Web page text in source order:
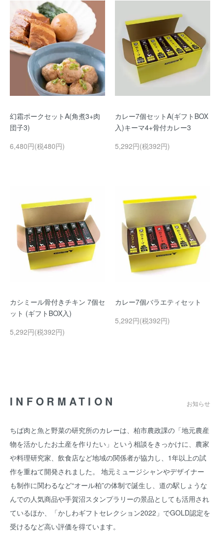
幻霜ポークセットA(角煮3+肉
団子3)
6,480円(税480円)
カレー7個セットA(ギフトBOX
入)キーマ4+骨付カレー3
5,292円(税392円)
カシミール骨付きチキン 7個セ
ット (ギフトBOX入)
5,292円(税392円)
カレー7個バラエティセット
5,292円(税392円)
INFORMATION お知らせ
ちば肉と魚と野菜の研究所のカレーは、柏市農政課の「地元農産
物を活かしたお土産を作りたい」という相談をきっかけに、農家
や料理研究家、飲食店など地域の関係者が協力し、1年以上の試
作を重ねて開発されました。 地元ミュージシャンやデザイナー
も制作に関わるなど“オール柏”の体制で誕生し、道の駅しょうな
んでの人気商品や手賀沼スタンプラリーの景品としても活用され
ているほか、「かしわギフトセレクション2022」でGOLD認定を
受けるなど高い評価を得ています。